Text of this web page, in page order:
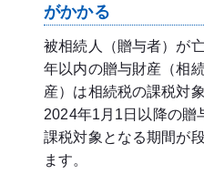
がかかる
被相続人（贈与者）が
年以内の贈与財産（相
産）は相続税の課税対
2024年1月1日以降の贈
課税対象となる期間が
ます。